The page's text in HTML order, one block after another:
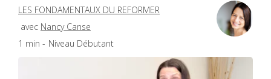
LES FONDAMENTAUX DU REFORMER
avec Nancy Canse
1 min - Niveau Débutant